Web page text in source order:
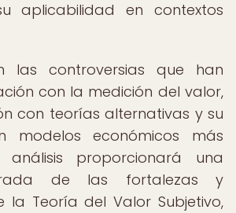
aplicabilidad en contextos
las controversias que han
con la medición del valor,
con teorías alternativas y su
modelos económicos más
análisis proporcionará una
de las fortalezas y
la Teoría del Valor Subjetivo,